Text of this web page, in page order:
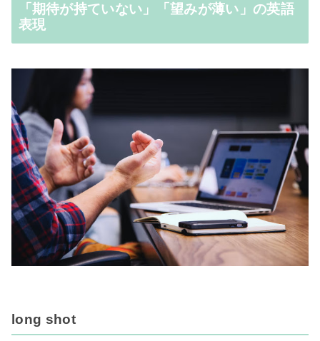
「期待が持ていない」「望みが薄い」の英語
表現
long shot